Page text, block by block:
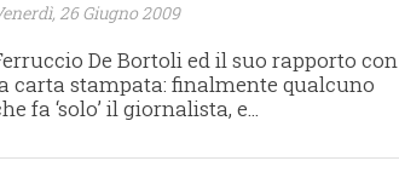
26 Giugno 2009
De Bortoli ed il suo rapporto con
carta stampata: finalmente qualcuno
fa ‘solo’ il giornalista, e...